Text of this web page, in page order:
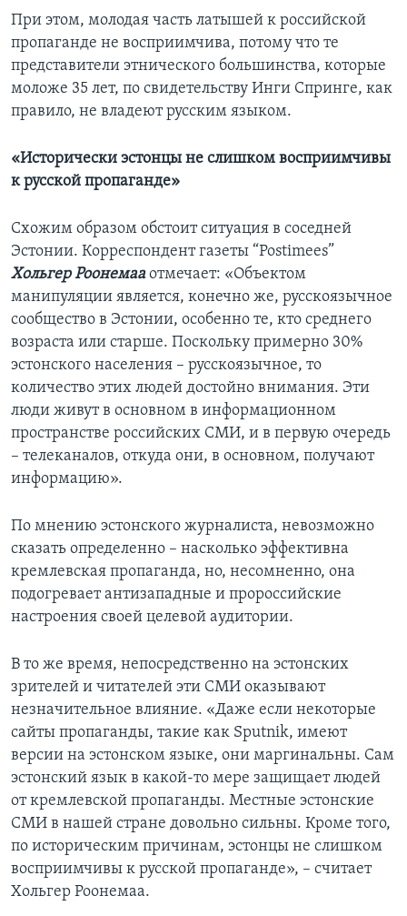
При этом, молодая часть латышей к российской
пропаганде не восприимчива, потому что те
представители этнического большинства, которые
моложе 35 лет, по свидетельству Инги Спринге, как
правило, не владеют русским языком.
«Исторически эстонцы не слишком восприимчивы
к русской пропаганде»
Схожим образом обстоит ситуация в соседней
Эстонии. Корреспондент газеты “Postimees”
Хольгер Роонемааотмечает: «Объектом
манипуляции является, конечно же, русскоязычное
сообщество в Эстонии, особенно те, кто среднего
возраста или старше. Поскольку примерно 30%
эстонского населения – русскоязычное, то
количество этих людей достойно внимания. Эти
люди живут в основном в информационном
пространстве российских СМИ, и в первую очередь
– телеканалов, откуда они, в основном, получают
информацию».
По мнению эстонского журналиста, невозможно
сказать определенно – насколько эффективна
кремлевская пропаганда, но, несомненно, она
подогревает антизападные и пророссийские
настроения своей целевой аудитории.
В то же время, непосредственно на эстонских
зрителей и читателей эти СМИ оказывают
незначительное влияние. «Даже если некоторые
сайты пропаганды, такие как Sputnik, имеют
версии на эстонском языке, они маргинальны. Сам
эстонский язык в какой-то мере защищает людей
от кремлевской пропаганды. Местные эстонские
СМИ в нашей стране довольно сильны. Кроме того,
по историческим причинам, эстонцы не слишком
восприимчивы к русской пропаганде», – считает
Хольгер Роонемаа.